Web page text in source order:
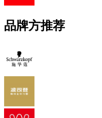
品牌方推荐